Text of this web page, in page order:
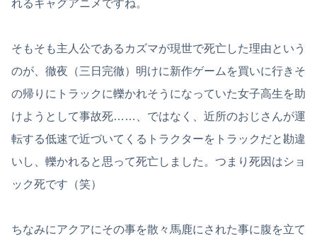
れるギャグアニメですね。
そもそも主人公であるカズマが現世で死亡した理由という
のが、徹夜（三日完徹）明けに新作ゲームを買いに行きそ
の帰りにトラックに轢かれそうになっていた女子高生を助
けようとして事故死……、ではなく、近所のおじさんが運
転する低速で近づいてくるトラクターをトラックだと勘違
いし、轢かれると思って死亡しました。つまり死因はショ
ック死です（笑）
ちなみにアクアにその事を散々馬鹿にされた事に腹を立て